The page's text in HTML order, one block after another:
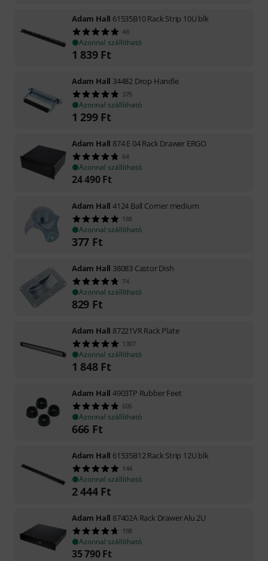
Adam Hall 61535B10 Rack Strip 10U blk
48
Azonnal szállítható
1 839 Ft
Adam Hall 34482 Drop Handle
375
Azonnal szállítható
1 299 Ft
Adam Hall 874 E 04 Rack Drawer ERGO
64
Azonnal szállítható
24 490 Ft
Adam Hall 4124 Ball Corner medium
188
Azonnal szállítható
377 Ft
Adam Hall 38083 Castor Dish
74
Azonnal szállítható
829 Ft
Adam Hall 87221VR Rack Plate
1307
Azonnal szállítható
1 848 Ft
Adam Hall 4903TP Rubber Feet
605
Azonnal szállítható
666 Ft
Adam Hall 61535B12 Rack Strip 12U blk
144
Azonnal szállítható
2 444 Ft
Adam Hall 87402A Rack Drawer Alu 2U
198
Azonnal szállítható
35 790 Ft